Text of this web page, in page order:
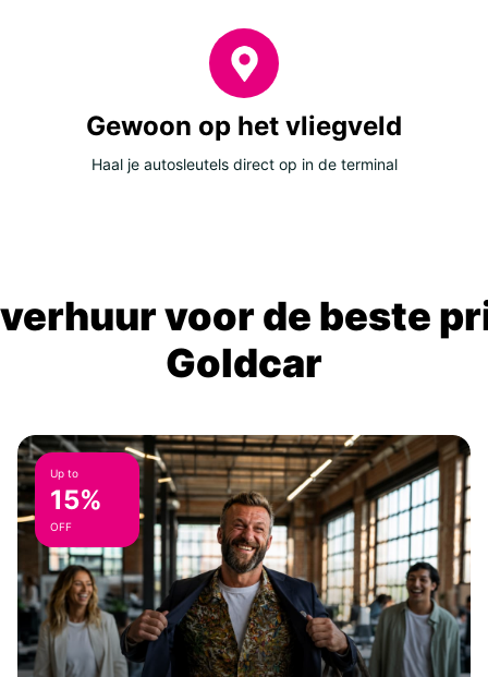
Gewoon op het vliegveld
Haal je autosleutels direct op in de terminal
voor de beste
Goldcar
Up to
15%
OFF